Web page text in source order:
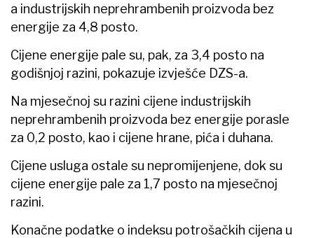
a industrijskih neprehrambenih proizvoda bez
energije za 4,8 posto.
Cijene energije pale su, pak, za 3,4 posto na
godišnjoj razini, pokazuje izvješće DZS-a.
Na mjesečnoj su razini cijene industrijskih
neprehrambenih proizvoda bez energije porasle
za 0,2 posto, kao i cijene hrane, pića i duhana.
Cijene usluga ostale su nepromijenjene, dok su
cijene energije pale za 1,7 posto na mjesečnoj
razini.
Konačne podatke o indeksu potrošačkih cijena u